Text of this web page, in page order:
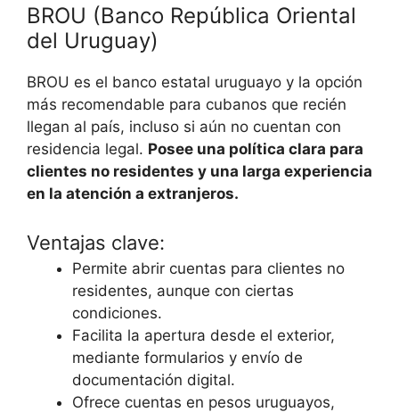
BROU (Banco República Oriental
del Uruguay)
BROU es el banco estatal uruguayo y la opción
más recomendable para cubanos que recién
llegan al país, incluso si aún no cuentan con
residencia legal. Posee una política clara para
clientes no residentes y una larga experiencia
en la atención a extranjeros.
Ventajas clave:
Permite abrir cuentas para clientes no
residentes, aunque con ciertas
condiciones.
Facilita la apertura desde el exterior,
mediante formularios y envío de
documentación digital.
Ofrece cuentas en pesos uruguayos,